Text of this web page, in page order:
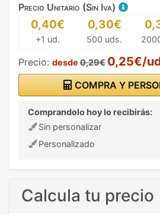
Precio Unitario (Sin Iva)
0,40€
+1 ud.
0,30€
500 uds.
Precio: desde 0,29€ 0,25€/
COMPRA Y
Comprandolo hoy lo recibirás:
Sin personalizar
Personalizado
Calcula tu precio